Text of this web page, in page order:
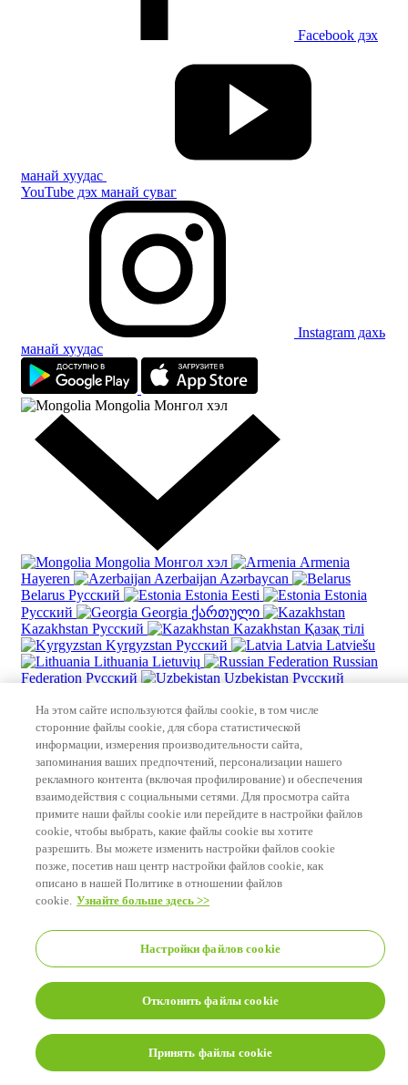
Facebook дэх
манай хуудас
YouTube дэх манай суваг
Instagram дахь
манай хуудас
Mongolia Монгол хэл
Mongolia Монгол хэл
Armenia
Hayeren
Azerbaijan Azərbaycan
Belarus Русский Estonia Eesti
Estonia
Русский
Georgia ქართული
Kazakhstan Русский Kazakhstan Қазақ тілі
Kyrgyzstan Русский Latvia Latviešu
Lithuania Lietuvių
Russian
Federation Русский Uzbekistan Русский
Uzbek Other countries
© 2026 Herbalife International of America, Inc. | Herbalife
Интернэшнл РС. ХХК
Уг сайтан дахь материалуудыг зөвхөн бичгэн
зөвшөөрлийн үндсэн дээр хуулбарлах боломжтой. Энэ
сайтан дахь бүх худалдааны нэр төрлүүд болон
бүтээгдэхүүнүүдийн зургууд, өөрөөр заагаагүй
тохиолдолд, Herbalife International, Inc-ийн өмч юм.
На этом сайте используются файлы cookie, в том числе
сторонние файлы cookie, для сбора статистической
информации, измерения производительности сайта,
запоминания ваших предпочтений, персонализации нашего
рекламного контента (включая профилирование) и обеспечения
взаимодействия с социальными сетями. Для просмотра сайта
примите наши файлы cookie или перейдите в настройки файлов
cookie, чтобы выбрать, какие файлы cookie вы хотите
разрешить. Вы можете изменить настройки файлов cookie
позже, посетив наш центр настройки файлов cookie, как
описано в нашей Политике в отношении файлов
cookie. Узнайте больше здесь >>
Настройки файлов cookie
Отклонить файлы cookie
Принять файлы cookie